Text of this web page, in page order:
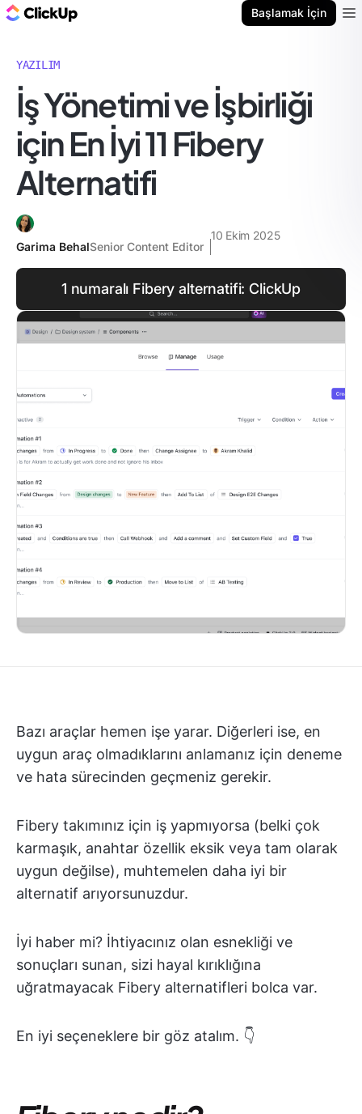
Başlamak İçin
YAZILIM
İş Yönetimi ve İşbirliği
için En İyi 11 Fibery
Alternatifi
Garima BehalSenior Content Editor
10 Ekim 2025
1 numaralı Fibery alternatifi: ClickUp
Bazı araçlar hemen işe yarar. Diğerleri ise, en
uygun araç olmadıklarını anlamanız için deneme
ve hata sürecinden geçmeniz gerekir.
Fibery takımınız için iş yapmıyorsa (belki çok
karmaşık, anahtar özellik eksik veya tam olarak
uygun değilse), muhtemelen daha iyi bir
alternatif arıyorsunuzdur.
İyi haber mi? İhtiyacınız olan esnekliği ve
sonuçları sunan, sizi hayal kırıklığına
uğratmayacak Fibery alternatifleri bolca var.
En iyi seçeneklere bir göz atalım. 👇